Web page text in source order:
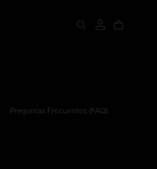
Preguntas Frecuentes (FAQ)